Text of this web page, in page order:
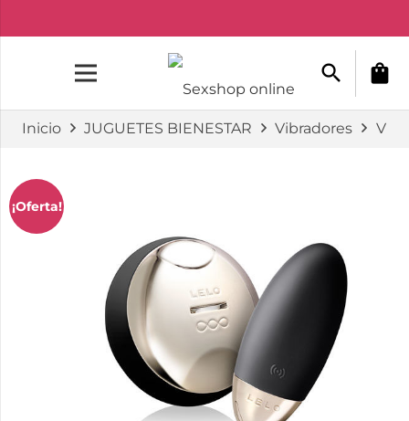
search shopping_bag
Inicio JUGUETES BIENESTAR Vibradores
¡Oferta!